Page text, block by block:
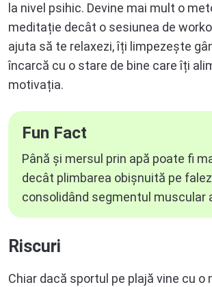
la nivel psihic. Devine mai mult o
meditație decât o sesiunea de
ajuta să te relaxezi, îți limpezește
încarcă cu o stare de bine care îți
motivația.
Fun Fact
Până și mersul prin apă poate fi
decât plimbarea obișnuită pe
consolidând segmentul muscular
Riscuri
Chiar dacă sportul pe plajă vine cu o